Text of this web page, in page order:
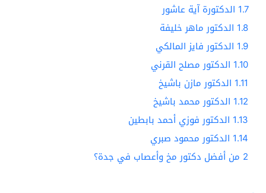
1.7 الدكتورة آية عاشور
1.8 الدكتور ماهر خليفة
1.9 الدكتور فايز المالكي
1.10 الدكتور مصلح القرني
1.11 الدكتور مازن باشيخ
1.12 الدكتور محمد باشيخ
1.13 الدكتور فوزي أحمد بابطين
1.14 الدكتور محمود صبري
2 من أفضل دكتور مخ وأعصاب في جدة؟